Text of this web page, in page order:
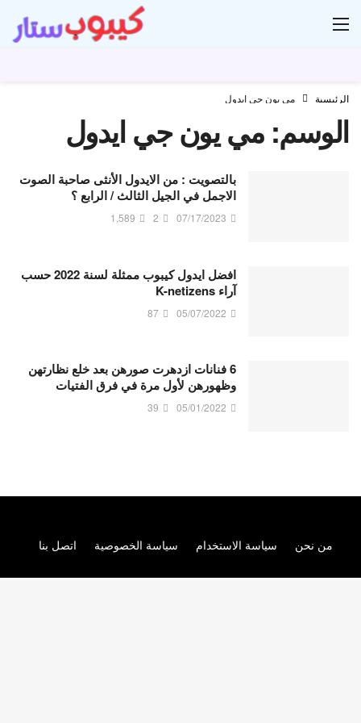
الرئيسية مي يون جي ايدول
الوسم:مي يون جي ايدول
بالتصويت : من الايدول الأنثى صاحبة الصوت
الاجمل في الجيل الثالث / الرابع ؟
07/17/2023
2
1,589
افضل ايدول كيبوب ممثلة لسنة 2022 حسب
آراء K-netizens
05/07/2022
87
6 فنانات ازدهرت صورهن بعد خلع نظارتهن
وظهورهن لأول مرة في فرق الفتيات
05/01/2022
39
من نحن سياسة الاستخدام سياسة الخصوصية اتصل بنا